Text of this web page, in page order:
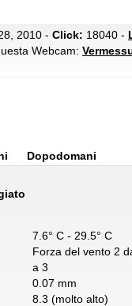
2010 - Click: 18040 -
Webcam:
Dopodomani
7.6° C - 29.5° C
Forza del vento 2
a 3
0.07 mm
8.3 (molto alto)